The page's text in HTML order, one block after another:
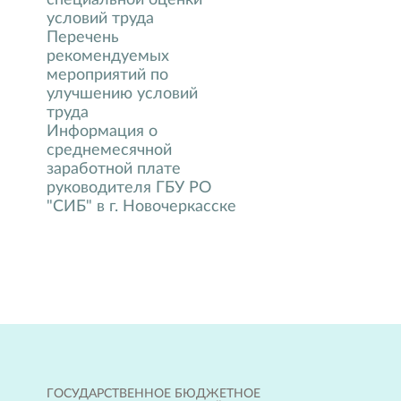
условий труда
Перечень
рекомендуемых
мероприятий по
улучшению условий
труда
Информация о
среднемесячной
заработной плате
руководителя ГБУ РО
"СИБ" в г. Новочеркасске
ГОСУДАРСТВЕННОЕ БЮДЖЕТНОЕ